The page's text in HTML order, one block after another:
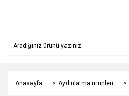
Anasayfa Aydınlatma ürünleri